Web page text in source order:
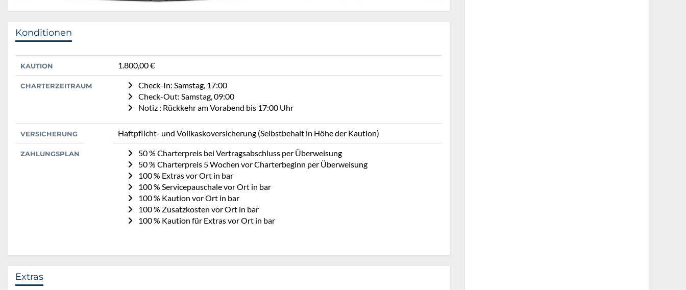
Konditionen
KAUTION 1.800,00 €
CHARTERZEITRAUM
Check-In: Samstag, 17:00
Check-Out: Samstag, 09:00
Notiz : Rückkehr am Vorabend bis 17:00 Uhr
VERSICHERUNG Haftpflicht- und Vollkaskoversicherung (Selbstbehalt in Höhe der Kaution)
ZAHLUNGSPLAN
50 % Charterpreis bei Vertragsabschluss per Überweisung
50 % Charterpreis 5 Wochen vor Charterbeginn per Überweisung
100 % Extras vor Ort in bar
100 % Servicepauschale vor Ort in bar
100 % Kaution vor Ort in bar
100 % Zusatzkosten vor Ort in bar
100 % Kaution für Extras vor Ort in bar
Extras